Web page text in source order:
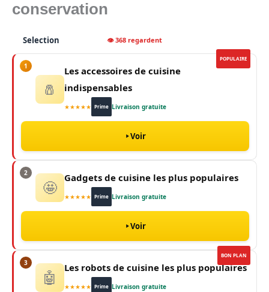
conservation
Selection 👁 368 regardent
POPULAIRE
1
🧂
Les accessoires de cuisine
indispensables
★★★★★ Prime Livraison gratuite
Voir
2
🤩 Gadgets de cuisine les plus populaires
★★★★★ Prime Livraison gratuite
Voir
BON PLAN
3
🤖 Les robots de cuisine les plus populaires
★★★★★ Prime Livraison gratuite